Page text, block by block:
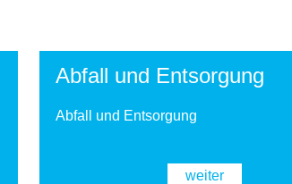
Abfall und Entsorgung
Abfall und Entsorgung
weiter